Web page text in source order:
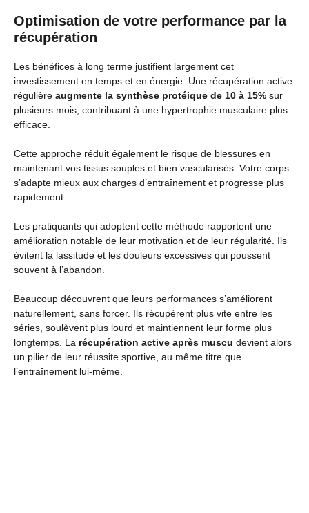
Optimisation de votre performance par la
récupération
Les bénéfices à long terme justifient largement cet
investissement en temps et en énergie. Une récupération active
régulière augmente la synthèse protéique de 10 à 15% sur
plusieurs mois, contribuant à une hypertrophie musculaire plus
efficace.
Cette approche réduit également le risque de blessures en
maintenant vos tissus souples et bien vascularisés. Votre corps
s’adapte mieux aux charges d’entraînement et progresse plus
rapidement.
Les pratiquants qui adoptent cette méthode rapportent une
amélioration notable de leur motivation et de leur régularité. Ils
évitent la lassitude et les douleurs excessives qui poussent
souvent à l’abandon.
Beaucoup découvrent que leurs performances s’améliorent
naturellement, sans forcer. Ils récupèrent plus vite entre les
séries, soulèvent plus lourd et maintiennent leur forme plus
longtemps. La récupération active après muscu devient alors
un pilier de leur réussite sportive, au même titre que
l’entraînement lui-même.